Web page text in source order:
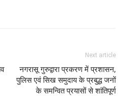
Next article
नगरासू गुरुद्वारा प्रकरण में प्रशासन,
पुलिस एवं सिख समुदाय के प्रबुद्ध जनों
के समन्वित प्रयासों से शांतिपूर्ण